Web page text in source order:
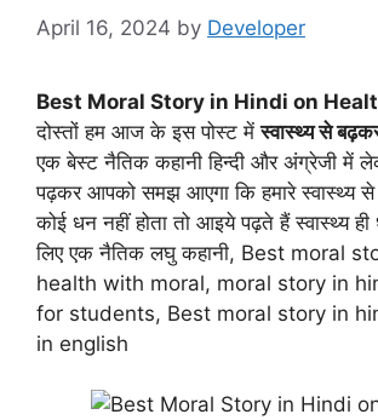
April 16, 2024 by Developer
Best Moral Story in Hindi on
दोस्तों हम आज के इस पोस्ट मेंस्वास्थ्य से
एक बेस्ट नैतिक कहानी हिन्दी और अंग्रेजी में
पढ़कर आपको समझ आएगा कि हमारे स्वास्थ्य से
कोई धन नहीं होता तो आइये पढ़ते हैं स्वास्थ्य
लिए एक नैतिक लघु कहानी, Best moral
health with moral, moral story in
for students, Best moral story in
in english